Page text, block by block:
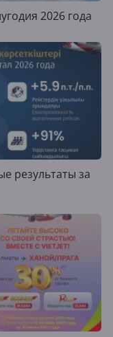
2026 года
результаты за